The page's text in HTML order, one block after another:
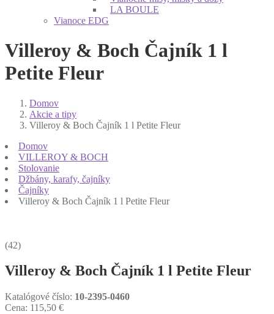
LA BOULE
Vianoce EDG
Villeroy & Boch Čajník 1 l
Petite Fleur
Domov
Akcie a tipy
Villeroy & Boch Čajník 1 l Petite Fleur
Domov
VILLEROY & BOCH
Stolovanie
Džbány, karafy, čajníky
Čajníky
Villeroy & Boch Čajník 1 l Petite Fleur
(42)
Villeroy & Boch Čajník 1 l Petite Fleur
Katalógové číslo: 10-2395-0460
Cena: 115,50 €